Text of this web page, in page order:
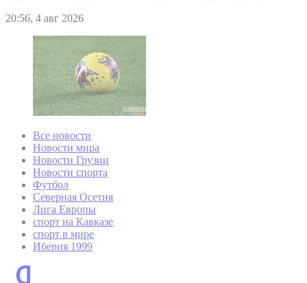
20:56, 4 авг 2026
Все новости
Новости мира
Новости Грузии
Новости спорта
Футбол
Северная Осетия
Лига Европы
спорт на Кавказе
спорт в мире
Иберия 1999